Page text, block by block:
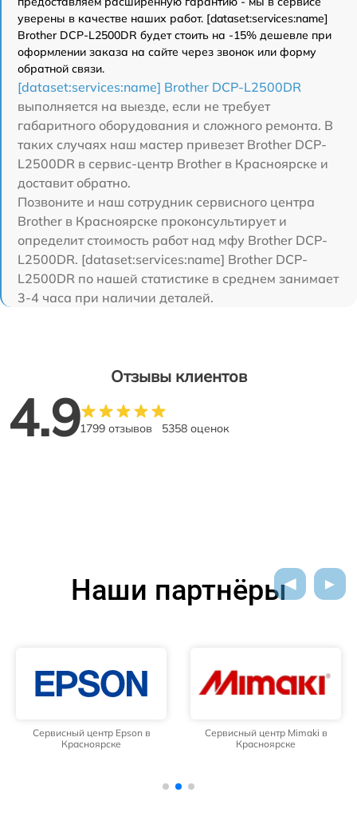
уверены в качестве наших работ. [dataset:services:name]
Brother DCP-L2500DR будет стоить на -15% дешевле при
оформлении заказа на сайте через звонок или форму
обратной связи.
[dataset:services:name] Brother DCP-L2500DR
выполняется на выезде, если не требует
габаритного оборудования и сложного ремонта. В
таких случаях наш мастер привезет Brother DCP-
L2500DR в сервис-центр Brother в Красноярске и
доставит обратно.
Позвоните и наш сотрудник сервисного центра
Brother в Красноярске проконсультирует и
определит стоимость работ над мфу Brother DCP-
L2500DR. [dataset:services:name] Brother DCP-
L2500DR по нашей статистике в среднем занимает
3-4 часа при наличии деталей.
Отзывы клиентов
4.91799 отзывов 5358 оценок
Наши партнёры
Сервисный центр Epson в
Красноярске
Сервисный центр Mimaki в
Красноярске